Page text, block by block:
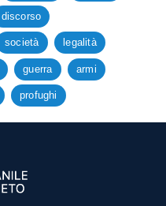
discorso
società legalità
guerra armi
profughi